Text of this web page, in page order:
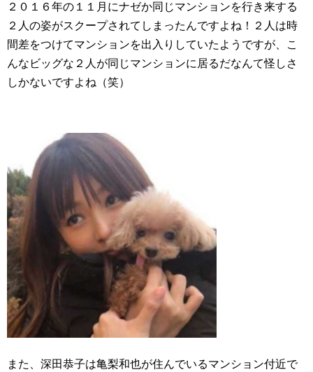
２０１６年の１１月にナゼか同じマンションを行き来する
２人の姿がスクープされてしまったんですよね！２人は時
間差をつけてマンションを出入りしていたようですが、こ
んなビッグな２人が同じマンションに居るだなんて怪しさ
しかないですよね（笑）
また、深田恭子は亀梨和也が住んでいるマンション付近で